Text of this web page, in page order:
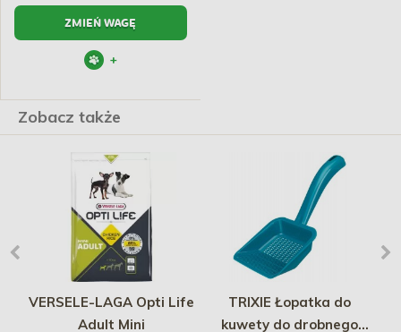
ZMIEŃ WAGĘ
+
Zobacz także
VERSELE-LAGA Opti Life
Adult Mini
TRIXIE Łopatka do
kuwety do drobnego